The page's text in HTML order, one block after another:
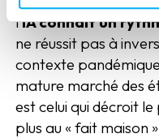
l’IA connaît un
ne réussit pas à
contexte
mature marché des
est celui qui décroit
plus au « fait maison